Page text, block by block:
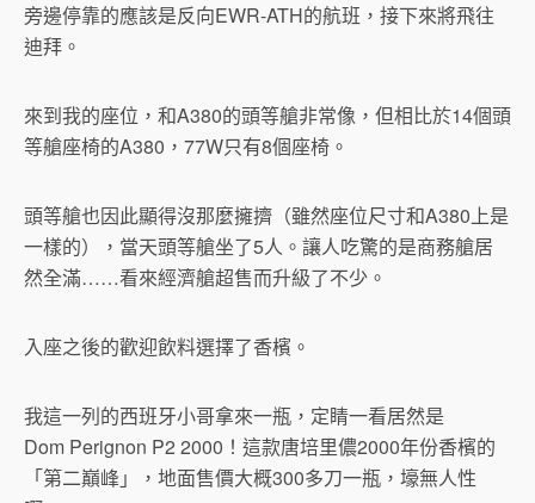
旁邊停靠的應該是反向EWR-ATH的航班，接下來將飛往
迪拜。
來到我的座位，和A380的頭等艙非常像，但相比於14個頭
等艙座椅的A380，77W只有8個座椅。
頭等艙也因此顯得沒那麼擁擠（雖然座位尺寸和A380上是
一樣的），當天頭等艙坐了5人。讓人吃驚的是商務艙居
然全滿……看來經濟艙超售而升級了不少。
入座之後的歡迎飲料選擇了香檳。
我這一列的西班牙小哥拿來一瓶，定睛一看居然是
Dom Perignon P2 2000！這款唐培里儂2000年份香檳的
「第二巔峰」，地面售價大概300多刀一瓶，壕無人性